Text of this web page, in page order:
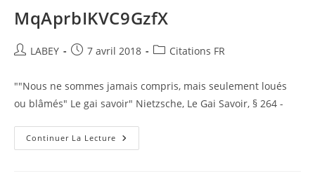
MqAprbIKVC9GzfX
Auteur/autrice
la
publication :
LABEY
Publication
7 avril 2018
PostCitations FR
""Nous ne sommes jamais compris, mais seulement loués
ou blâmés" Le gai savoir" Nietzsche, Le Gai Savoir, § 264 -
Continuer La Lecture MqAprbIKVC9GzfX